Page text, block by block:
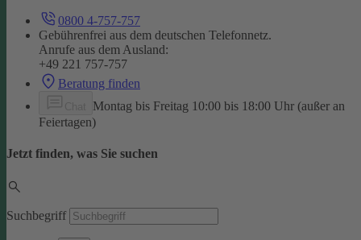
0800 4-757-757
Gebührenfrei aus dem deutschen Telefonnetz.
Anrufe aus dem Ausland:
+49 221 757-757
Beratung finden
Montag bis Freitag 10:00 bis 18:00 Uhr (außer an
Feiertagen)
Jetzt finden, was Sie suchen
Suchbegriff